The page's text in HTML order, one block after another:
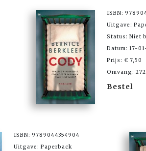
ISBN:
Uitgave:
Status: Niet
Datum: 17-
Prijs: € 7,50
Omvang:
Bestel
ISBN: 9789044354904
Uitgave: Paperback